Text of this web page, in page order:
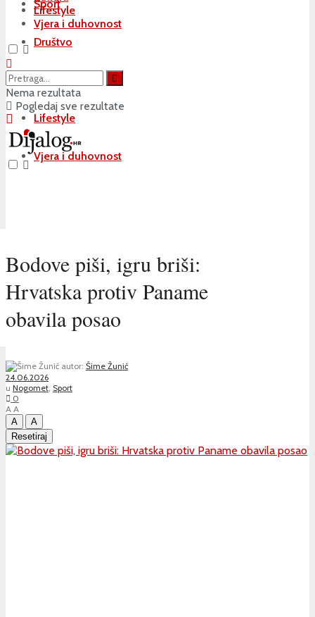
Sport
Društvo
Kultura
Lifestyle
Vjera i duhovnost
Lifestyle
Vjera i duhovnost
Nema rezultata
Pogledaj sve rezultate
Bodove piši, igru briši:
Hrvatska protiv Paname
obavila posao
autor: Šime Žunić
24.06.2026
u Nogomet, Sport
0
A A
A
A
Resetiraj